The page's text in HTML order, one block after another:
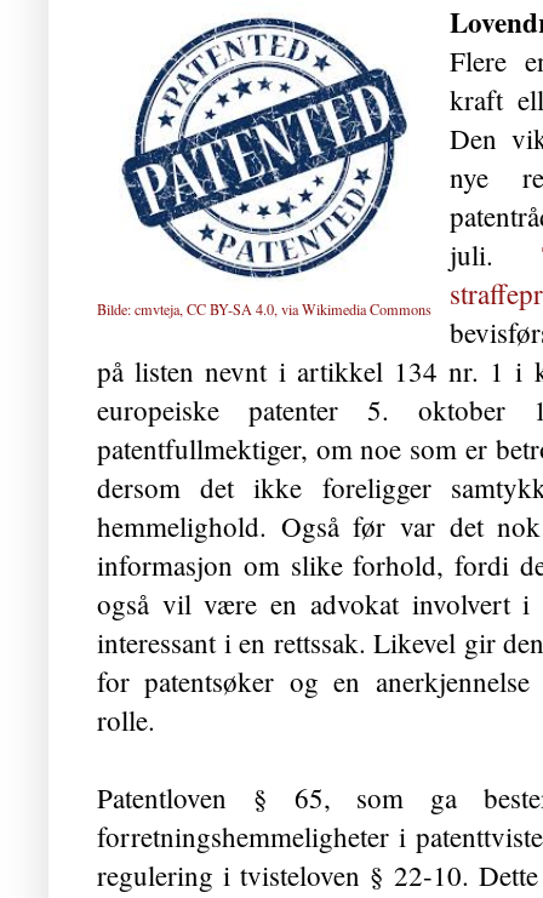
Bilde: cmvteja,CC BY-SA 4.0, viaWikimedia Commons
Flere
kraft
Den
nye
juli.
på listen nevnt i artikkel 134 nr. 1 i
europeiske patenter 5. oktober
patentfullmektiger, om noe som er
dersom det ikke foreligger
hemmelighold. Også før var det
informasjon om slike forhold, fordi
også vil være en advokat involvert
interessant i en rettssak. Likevel gir
for patentsøker og en
rolle.
Patentloven § 65, som ga
forretningshemmeligheter i
regulering i tvisteloven § 22-10.